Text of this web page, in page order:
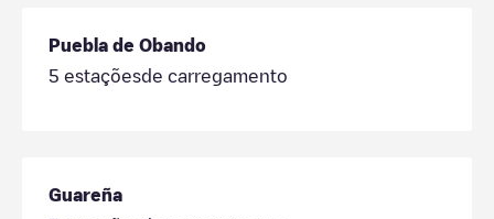
Puebla de Obando
5 estaçõesde carregamento
Guareña